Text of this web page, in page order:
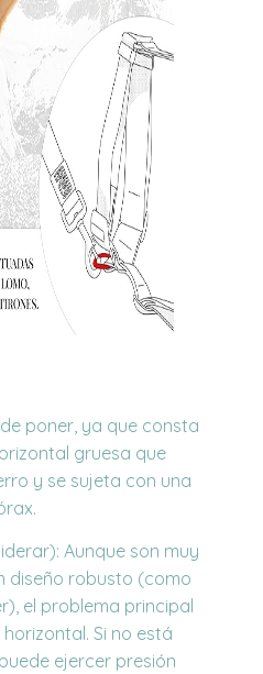
poner, ya que consta
gruesa que
y se sujeta con una
Aunque son muy
diseño robusto (como
el problema principal
Si no está
ejercer presión